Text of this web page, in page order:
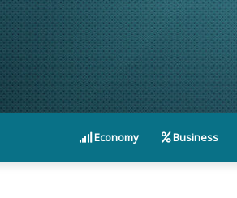
Economy Business